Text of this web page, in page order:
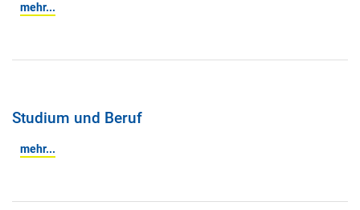
mehr...
Studium und Beruf
mehr...